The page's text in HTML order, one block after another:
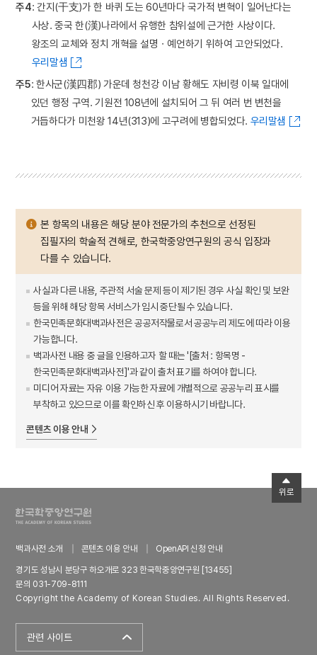
주4: 간지(干支)가 한 바퀴 도는 60년마다 국가적 변혁이 일어난다는
사상. 중국 한(漢)나라에서 유행한 참위설에 근거한 사상이다.
왕조의 교체와 정치 개혁을 설명ㆍ예언하기 위하여 고안되었다.
우리말샘
주5: 한사군(漢四郡) 가운데 청천강 이남 황해도 자비령 이북 일대에
있던 행정 구역. 기원전 108년에 설치되어 그 뒤 여러 번 변천을
거듭하다가 미천왕 14년(313)에 고구려에 병합되었다. 우리말샘
본 항목의 내용은 해당 분야 전문가의 추천으로 선정된
집필자의 학술적 견해로, 한국학중앙연구원의 공식 입장과
다를 수 있습니다.
사실과 다른 내용, 주관적 서술 문제 등이 제기된 경우 사실 확인 및 보완
등을 위해 해당 항목 서비스가 임시 중단될 수 있습니다.
한국민족문화대백과사전은 공공저작물로서 공공누리 제도에 따라 이용
가능합니다.
백과사전 내용 중 글을 인용하고자 할 때는 '[출처 : 항목명 -
한국민족문화대백과사전]'과 같이 출처 표기를 하여야 합니다.
미디어 자료는 자유 이용 가능한 자료에 개별적으로 공공누리 표시를
부착하고 있으므로 이를 확인하신 후 이용하시기 바랍니다.
콘텐츠 이용 안내
백과사전 소개 콘텐츠 이용 안내
OpenAPI 신청 안내
경기도 성남시 분당구 하오개로 323 한국학중앙연구원 [13455]
문의 031-709-8111
Copyright the Academy of Korean Studies. All Rights Reserved.
관련 사이트
위로